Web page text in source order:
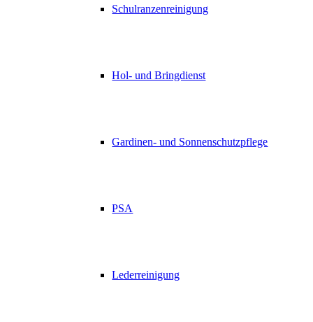
Schulranzenreinigung
Hol- und Bringdienst
Gardinen- und Sonnenschutzpflege
PSA
Lederreinigung